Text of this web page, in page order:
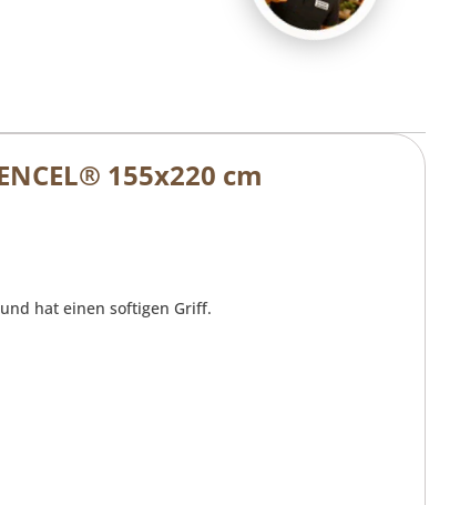
155x220 cm
hat einen softigen Griff.